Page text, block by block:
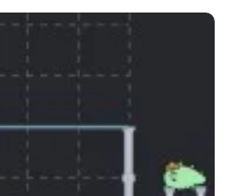
까지 걸리는 시간을 계산하는
표와 방향 전환을 언제, 어떤 방향으로
문제를 잘못 이해해서 '방향
전환과 직진을 동시에 하는 건줄
니 아래와 같이 n초 후에 뱀의 머리만
4초..